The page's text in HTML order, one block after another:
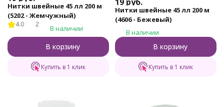
Нитки швейные 45 лл 200 м
(5202 - Жемчужный)
4.0 2 В наличии
В корзину
Купить в 1 клик
19 руб.
Нитки швейные 45 лл 200 м
(4606 - Бежевый)
В наличии
В корзину
Купить в 1 клик